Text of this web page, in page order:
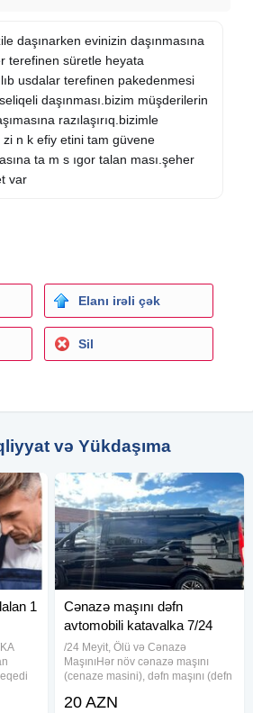
daşınarken evinizin daşınmasına
terefinen süretle heyata
usdalar terefinen pakedenmesi
daşınması.bizim müşderilerin
razılaşırıq.bizimle
zi n k efiy etini tam güvene
ta m s ıgor talan ması.şeher
var
Elanı irəli çək
Sil
və Yükdaşıma
1
Cənazə maşını dəfn
avtomobili katavalka 7/24
/24 Meyit, Ölü və Cənazə
MaşınıHər növ cənazə maşını
(cenaze masini), dəfn maşını (defn
meyid maşını (meyit masini) və
20 AZN